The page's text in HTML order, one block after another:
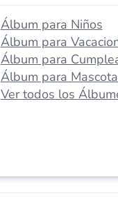
Álbum para Niños
Álbum para
Álbum para
Álbum para
Ver todos los